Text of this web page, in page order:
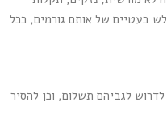
בעטיים של אותם גורמים, ככל
לגביהם תשלום, וכן להסיר